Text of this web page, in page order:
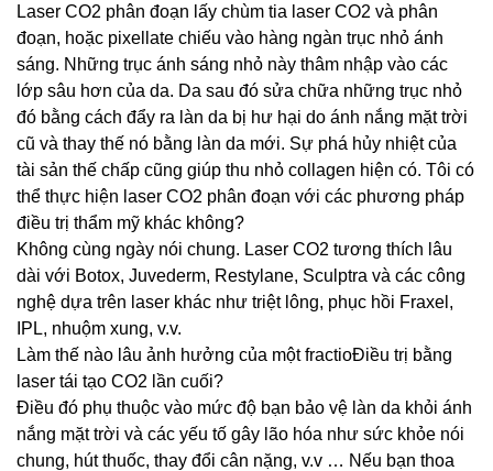
Laser CO2 phân đoạn lấy chùm tia laser CO2 và phân
đoạn, hoặc pixellate chiếu vào hàng ngàn trục nhỏ ánh
sáng. Những trục ánh sáng nhỏ này thâm nhập vào các
lớp sâu hơn của da. Da sau đó sửa chữa những trục nhỏ
đó bằng cách đẩy ra làn da bị hư hại do ánh nắng mặt trời
cũ và thay thế nó bằng làn da mới. Sự phá hủy nhiệt của
tài sản thế chấp cũng giúp thu nhỏ collagen hiện có. Tôi có
thể thực hiện laser CO2 phân đoạn với các phương pháp
điều trị thẩm mỹ khác không?
Không cùng ngày nói chung. Laser CO2 tương thích lâu
dài với Botox, Juvederm, Restylane, Sculptra và các công
nghệ dựa trên laser khác như triệt lông, phục hồi Fraxel,
IPL, nhuộm xung, v.v.
Làm thế nào lâu ảnh hưởng của một fractioĐiều trị bằng
laser tái tạo CO2 lần cuối?
Điều đó phụ thuộc vào mức độ bạn bảo vệ làn da khỏi ánh
nắng mặt trời và các yếu tố gây lão hóa như sức khỏe nói
chung, hút thuốc, thay đổi cân nặng, v.v … Nếu bạn thoa